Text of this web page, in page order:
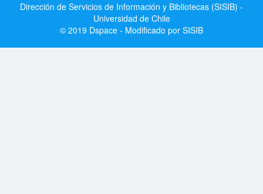
Dirección de Servicios de Información y Bibliotecas (SISIB) -
Universidad de Chile
© 2019 Dspace - Modificado por SISIB